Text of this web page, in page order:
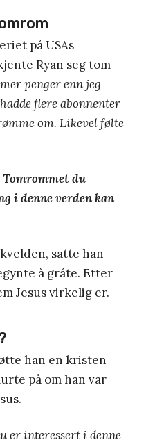
på USAs
Ryan seg tom
penger enn jeg
flere abonnenter
om. Likevel følte
Tomrommet du
i denne verden kan
satte han
å gråte. Etter
Jesus virkelig er.
han en kristen
på om han var
er interessert i denne